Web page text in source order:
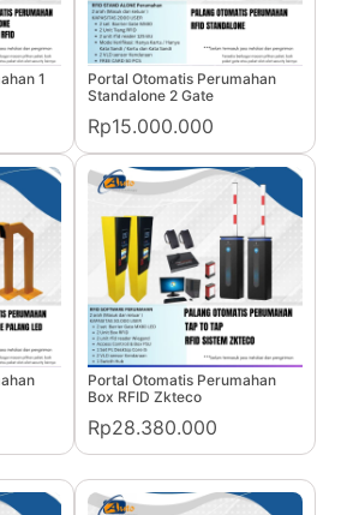
1
Portal Otomatis Perumahan
Standalone 2 Gate
Rp15.000.000
Portal Otomatis Perumahan
Box RFID Zkteco
Rp28.380.000